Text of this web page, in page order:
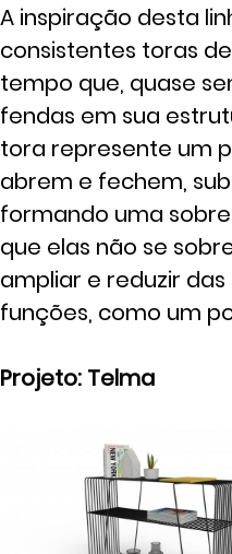
A inspiração desta
consistentes toras
tempo que, quase
fendas em sua
tora represente um
abrem e fechem,
formando uma
que elas não se
ampliar e reduzir
funções, como um
Projeto: Telma